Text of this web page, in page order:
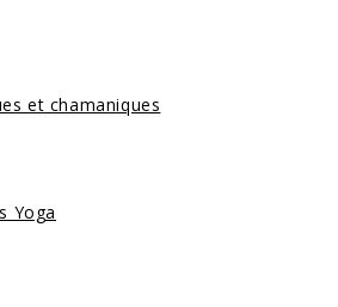
et chamaniques
Yoga